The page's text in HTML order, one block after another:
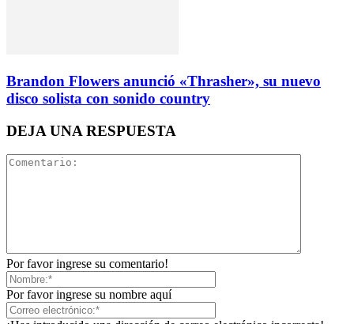
Brandon Flowers anunció «Thrasher», su nuevo
disco solista con sonido country
DEJA UNA RESPUESTA
Por favor ingrese su comentario!
Por favor ingrese su nombre aquí